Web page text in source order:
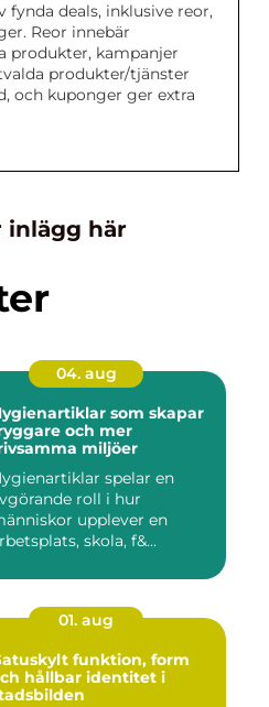
fynda deals, inklusive reor,
Reor innebär
produkter, kampanjer
produkter/tjänster
och kuponger ger extra
inlägg här
04. aug
som skapar
och mer
miljöer
spelar en
roll i hur
upplever en
skola, f&...
01. aug
funktion, form
hållbar identitet i